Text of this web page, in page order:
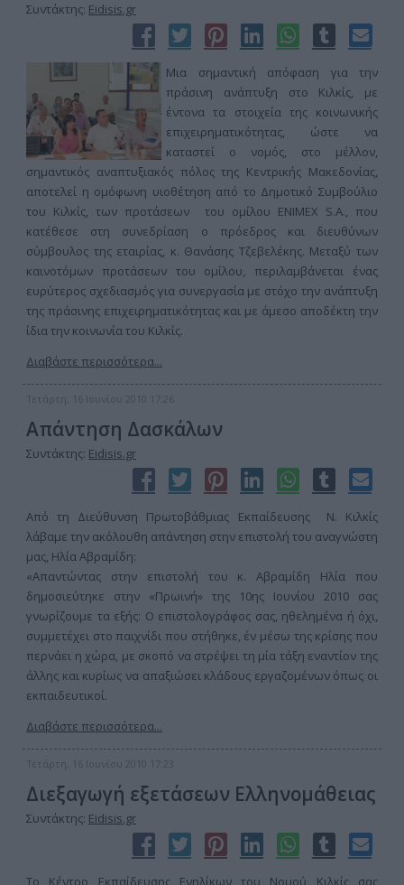
Συντάκτης: Eidisis.gr
Μια σημαντική απόφαση για την
πράσινη ανάπτυξη στο Κιλκίς, με
έντονα τα στοιχεία της κοινωνικής
επιχειρηματικότητας, ώστε να
καταστεί ο νομός, στο μέλλον,
σημαντικός αναπτυξιακός πόλος της Κεντρικής Μακεδονίας,
αποτελεί η ομόφωνη υιοθέτηση από το Δημοτικό Συμβούλιο
του Κιλκίς, των προτάσεων του ομίλου ENIMEX S.A., που
κατέθεσε στη συνεδρίαση ο πρόεδρος και διευθύνων
σύμβουλος της εταιρίας, κ. Θανάσης Τζεβελέκης. Μεταξύ των
καινοτόμων προτάσεων του ομίλου, περιλαμβάνεται ένας
ευρύτερος σχεδιασμός για συνεργασία με στόχο την ανάπτυξη
της πράσινης επιχειρηματικότητας και με άμεσο αποδέκτη την
ίδια την κοινωνία του Κιλκίς.
Διαβάστε περισσότερα...
Τετάρτη, 16 Ιουνίου 2010 17:26
Απάντηση Δασκάλων
Συντάκτης: Eidisis.gr
Από τη Διεύθυνση Πρωτοβάθμιας Εκπαίδευσης Ν. Κιλκίς
λάβαμε την ακόλουθη απάντηση στην επιστολή του αναγνώστη
μας, Ηλία Αβραμίδη:
«Απαντώντας στην επιστολή του κ. Αβραμίδη Ηλία που
δημοσιεύτηκε στην «Πρωινή» της 10ης Ιουνίου 2010 σας
γνωρίζουμε τα εξής: Ο επιστολογράφος σας, ηθελημένα ή όχι,
συμμετέχει στο παιχνίδι που στήθηκε, έν μέσω της κρίσης που
περνάει η χώρα, με σκοπό να στρέψει τη μία τάξη εναντίον της
άλλης και κυρίως να απαξιώσει κλάδους εργαζομένων όπως οι
εκπαιδευτικοί.
Διαβάστε περισσότερα...
Τετάρτη, 16 Ιουνίου 2010 17:23
Διεξαγωγή εξετάσεων Ελληνομάθειας
Συντάκτης: Eidisis.gr
Το Κέντρο Εκπαίδευσης Ενηλίκων του Νομού Κιλκίς σας